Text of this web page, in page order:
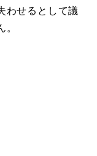
わせるとして議